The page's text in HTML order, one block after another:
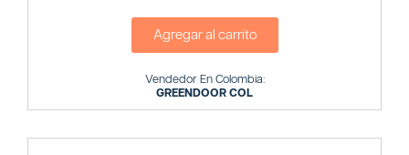
Agregar al carrito
Vendedor En Colombia:
GREENDOOR COL